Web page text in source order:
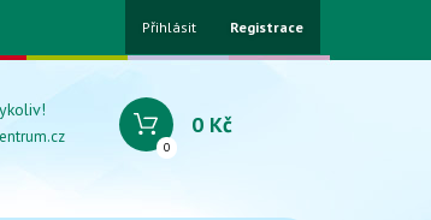
Přihlásit Registrace
0
0 Kč